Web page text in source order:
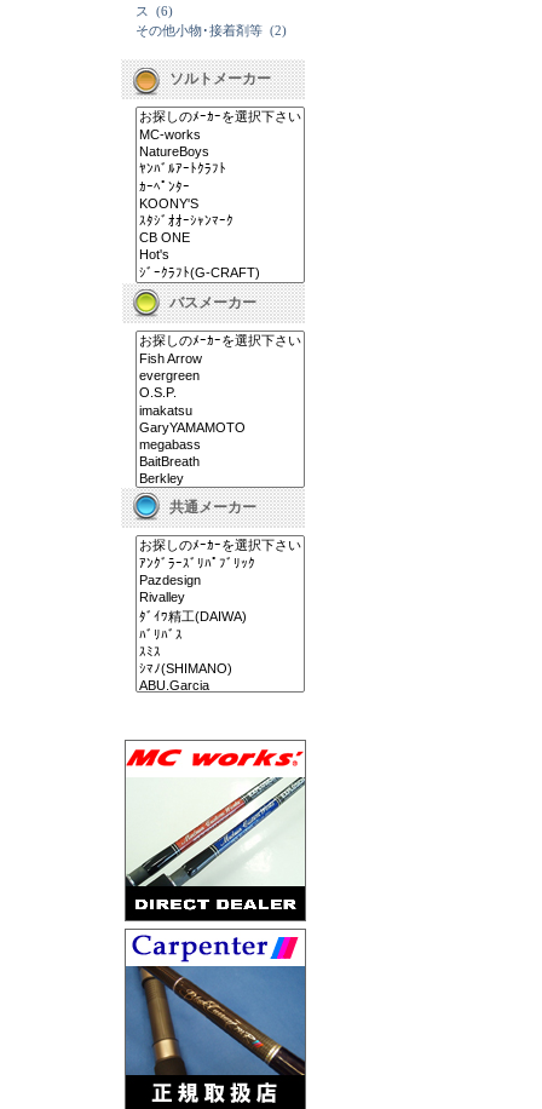
ス
(6)
その他小物･接着剤等 (2)
ソルトメーカー
バスメーカー
共通メーカー